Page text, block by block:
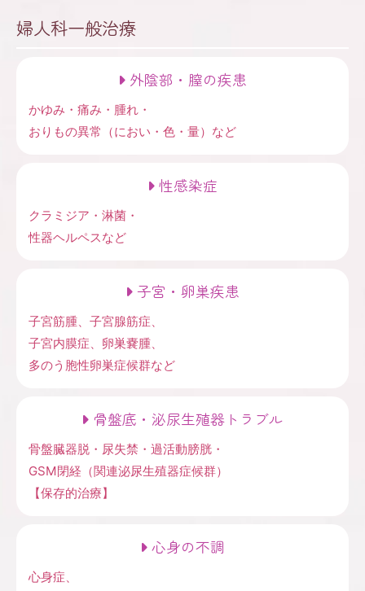
婦人科一般治療
外陰部・膣の疾患
かゆみ・痛み・腫れ・
おりもの異常（におい・色・量）など
性感染症
クラミジア・淋菌・
性器ヘルペスなど
子宮・卵巣疾患
子宮筋腫、子宮腺筋症、
子宮内膜症、卵巣嚢腫、
多のう胞性卵巣症候群など
骨盤底・泌尿生殖器トラブル
骨盤臓器脱・尿失禁・過活動膀胱・
GSM閉経（関連泌尿生殖器症候群）
【保存的治療】
心身の不調
心身症、